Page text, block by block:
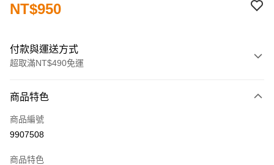
NT$950
付款與運送方式
超取滿NT$490免運
信用卡一次付款
超商取貨付款
商品特色
商品編號
9907508
商品特色